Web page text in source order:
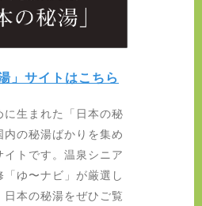
」サイトはこちら
生まれた「日本の秘
の秘湯ばかりを集め
トです。温泉シニア
ゆ〜ナビ」が厳選し
本の秘湯をぜひご覧